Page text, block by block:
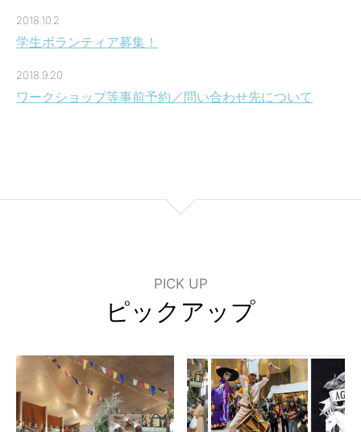
2018.10.2
学生ボランティア募集！
2018.9.20
ワークショップ等事前予約／問い合わせ先について
PICK UP
ピックアップ